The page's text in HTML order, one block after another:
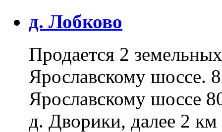
д. Лобково
Продается 2
Ярославскому
Ярославскому шоссе
д. Дворики, далее 2